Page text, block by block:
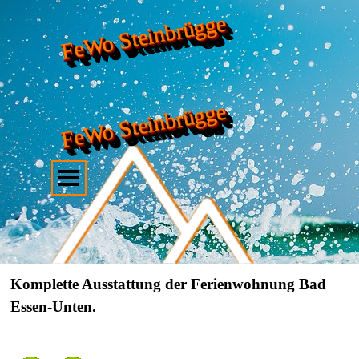
FeWo Steinbrügge
FeWo Steinbrügge
Komplette Ausstattung der Ferienwohnung Bad
Essen-Unten.